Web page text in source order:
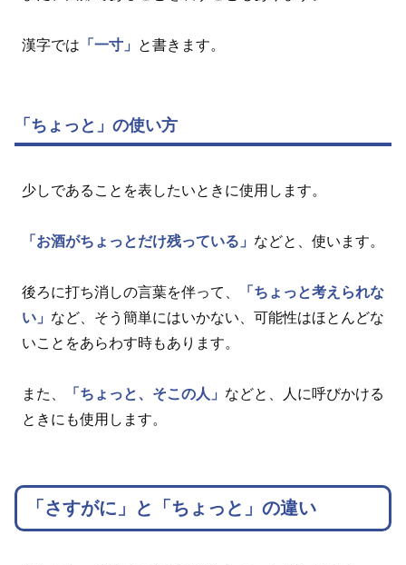
漢字では 「一寸」 と書きます。
「ちょっと」の使い方
少しであることを表したいときに使用します。
「お酒がちょっとだけ残っている」 などと、使います。
後ろに打ち消しの言葉を伴って、
「ちょっと考えられな
い」 など、そう簡単にはいかない、可能性はほとんどな
いことをあらわす時もあります。
また、 「ちょっと、そこの人」 などと、人に呼びかける
ときにも使用します。
「さすがに」と「ちょっと」の違い